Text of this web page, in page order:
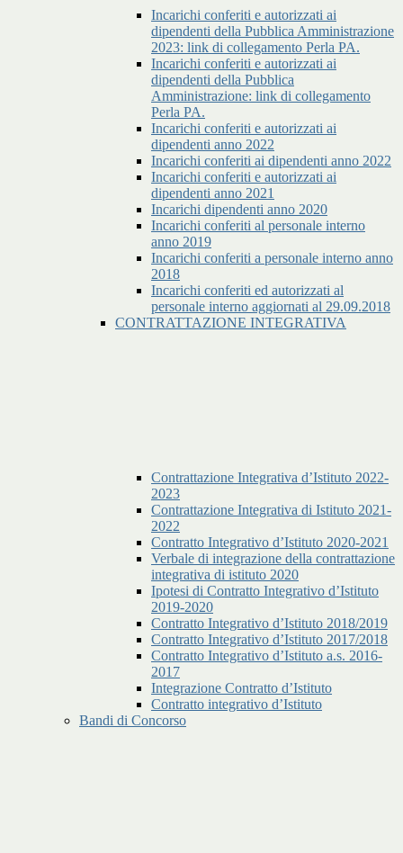
Incarichi conferiti e autorizzati ai
dipendenti della Pubblica Amministrazione
2023: link di collegamento Perla PA.
Incarichi conferiti e autorizzati ai
dipendenti della Pubblica
Amministrazione: link di collegamento
Perla PA.
Incarichi conferiti e autorizzati ai
dipendenti anno 2022
Incarichi conferiti ai dipendenti anno 2022
Incarichi conferiti e autorizzati ai
dipendenti anno 2021
Incarichi dipendenti anno 2020
Incarichi conferiti al personale interno
anno 2019
Incarichi conferiti a personale interno anno
2018
Incarichi conferiti ed autorizzati al
personale interno aggiornati al 29.09.2018
CONTRATTAZIONE INTEGRATIVA
Contrattazione Integrativa d’Istituto 2022-
2023
Contrattazione Integrativa di Istituto 2021-
2022
Contratto Integrativo d’Istituto 2020-2021
Verbale di integrazione della contrattazione
integrativa di istituto 2020
Ipotesi di Contratto Integrativo d’Istituto
2019-2020
Contratto Integrativo d’Istituto 2018/2019
Contratto Integrativo d’Istituto 2017/2018
Contratto Integrativo d’Istituto a.s. 2016-
2017
Integrazione Contratto d’Istituto
Contratto integrativo d’Istituto
Bandi di Concorso